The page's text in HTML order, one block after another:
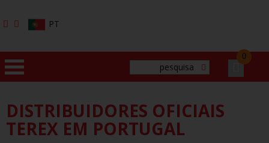
PT
0
HOME
EMPRESA
DISTRIBUIDORES OFICIAIS
TEREX EM PORTUGAL